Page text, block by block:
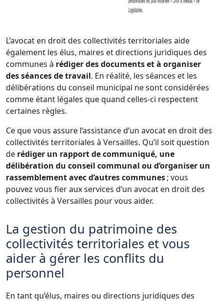
L’avocat en droit des collectivités territoriales aide
également les élus, maires et directions juridiques des
communes à rédiger des documents et à organiser
des séances de travail. En réalité, les séances et les
délibérations du conseil municipal ne sont considérées
comme étant légales que quand celles-ci respectent
certaines règles.
Ce que vous assure l’assistance d’un avocat en droit des
collectivités territoriales à Versailles. Qu’il soit question
de rédiger un rapport de communiqué, une
délibération du conseil communal ou d’organiser un
rassemblement avec d’autres communes; vous
pouvez vous fier aux services d’un avocat en droit des
collectivités à Versailles pour vous aider.
La gestion du patrimoine des
collectivités territoriales et vous
aider à gérer les conflits du
personnel
En tant qu’élus, maires ou directions juridiques des